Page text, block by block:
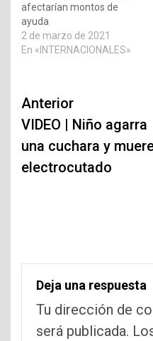
afectarían montos de
ayuda
2 de marzo de 2021
En «INTERNACIONALES»
Navegación
de
entradas
Anterior
VIDEO | Niño agarra
una cuchara y
electrocutado
Deja una respuesta
Tu dirección de
será publicada.